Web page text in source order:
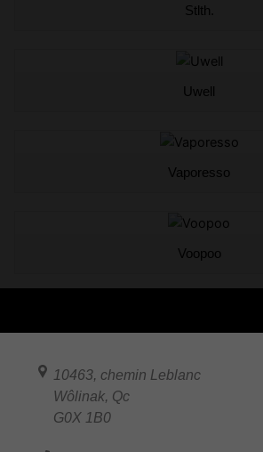
Stlth.
Uwell
Vaporesso
Voopoo
10463, chemin Leblanc
Wôlinak, Qc
G0X 1B0